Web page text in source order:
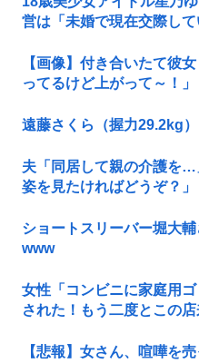
営は「未婚で現在交際し
【画像】付き合いたて彼
ってるけど上がって～！
遠藤さくら（握力29.2kg
夫「同居して親の介護を
姿を見たければどうぞ？」
ショートスリーバー堀大
www
女性「コンビニに家庭用
された！もう二度とこの店
【悲報】女さん、喧嘩を